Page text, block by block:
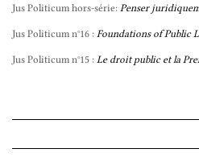
Jus Politicum hors-série: Penser
Jus Politicum n°16 : Foundations of Public
Jus Politicum n°15 : Le droit public et la